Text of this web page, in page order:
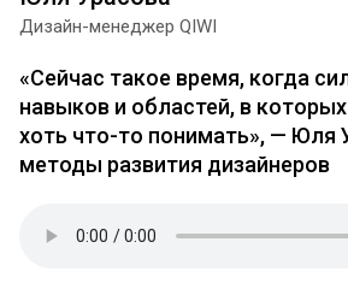
Дизайн-менеджер QIWI
«Сейчас такое время, когда
навыков и областей, в
хоть что-то понимать», — Юля
методы развития дизайнеров